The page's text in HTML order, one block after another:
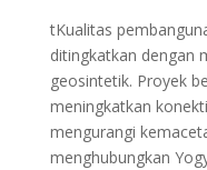
tKualitas
ditingkatkan dengan
geosintetik. Proyek
meningkatkan
mengurangi
menghubungkan